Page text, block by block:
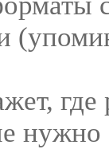
где
нужно